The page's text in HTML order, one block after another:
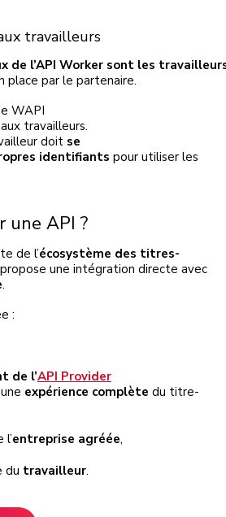
travailleurs
de l’API Worker sont les
place par le partenaire.
WAPI
travailleurs.
doit se
identifiants pour utiliser les
une API ?
de l’écosystème des titres-
propose une intégration directe avec
.
:
de l’API Provider
expérience complète du titre-
entreprise agréée,
du travailleur.